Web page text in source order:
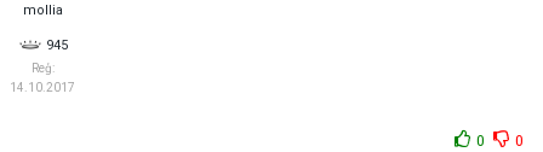
mollia
945
Reģ:
14.10.2017
0 0